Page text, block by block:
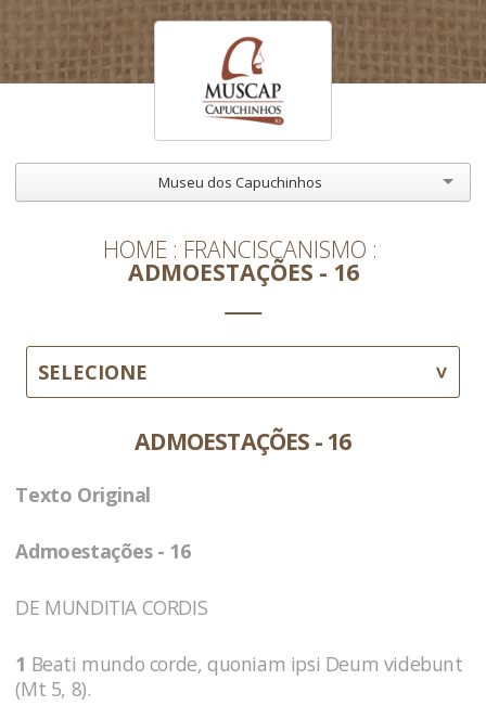
Museu dos Capuchinhos
HOME FRANCISCANISMO
ADMOESTAÇÕES - 16
SELECIONE
ADMOESTAÇÕES - 16
Texto Original
Admoestações - 16
DE MUNDITIA CORDIS
1 Beati mundo corde, quoniam ipsi Deum videbunt
(Mt 5, 8).